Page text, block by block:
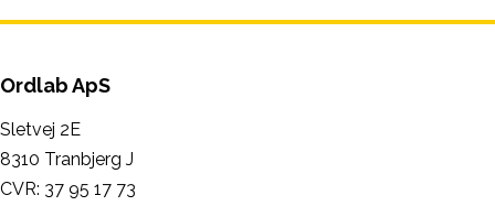
Ordlab ApS
Sletvej 2E
8310 Tranbjerg J
CVR: 37 95 17 73